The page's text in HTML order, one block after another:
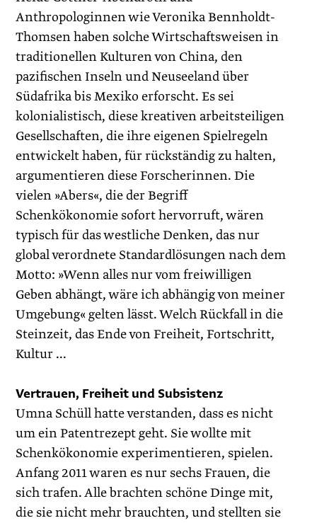
Anthropologinnen wie Veronika Bennholdt-
Thomsen haben solche Wirtschaftsweisen in
traditionellen Kulturen von China, den
pazifischen Inseln und Neuseeland über
Südafrika bis Mexiko erforscht. Es sei
kolonialistisch, diese kreativen arbeitsteiligen
Gesellschaften, die ihre eigenen Spielregeln
entwickelt haben, für rückständig zu halten,
argumentieren diese Forscherinnen. Die
vielen »Abers«, die der Begriff
Schenkökonomie sofort hervorruft, wären
typisch für das westliche Denken, das nur
global verordnete Standardlösungen nach dem
Motto: »Wenn alles nur vom freiwilligen
Geben abhängt, wäre ich abhängig von meiner
Umgebung« gelten lässt. Welch Rückfall in die
Steinzeit, das Ende von Freiheit, Fortschritt,
Kultur ...
Vertrauen, Freiheit und Subsistenz
Umna Schüll hatte verstanden, dass es nicht
um ein Patentrezept geht. Sie wollte mit
Schenkökonomie experimentieren, spielen.
Anfang 2011 waren es nur sechs Frauen, die
sich trafen. Alle brachten schöne Dinge mit,
die sie nicht mehr brauchten, und stellten sie